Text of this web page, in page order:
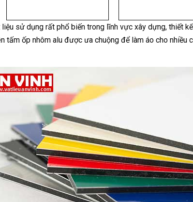
sử dụng rất phổ biến trong lĩnh vực xây dựng, thiết
tấm ốp nhôm alu được ưa chuộng để làm áo cho nhiều